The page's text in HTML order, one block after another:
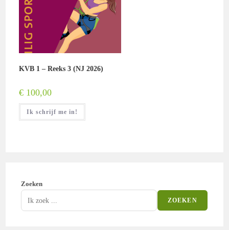
KVB 1 – Reeks 3 (NJ 2026)
€ 100,00
Ik schrijf me in!
Zoeken
ZOEKEN